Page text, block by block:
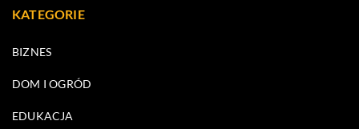
KATEGORIE
BIZNES
DOM I OGRÓD
EDUKACJA